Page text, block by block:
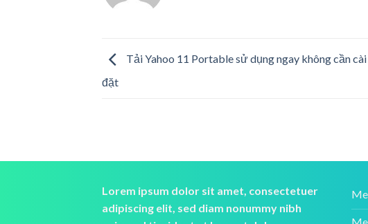
Tải Yahoo 11 Portable sử dụng ngay không cần cài
đặt
Lorem ipsum dolor sit amet, consectetuer
adipiscing elit, sed diam nonummy nibh